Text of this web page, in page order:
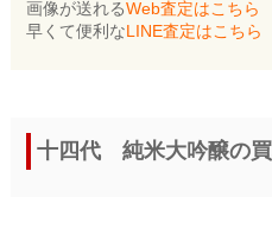
画像が送れるWeb査定はこちら
早くて便利なLINE査定はこちら
十四代 純米大吟醸の